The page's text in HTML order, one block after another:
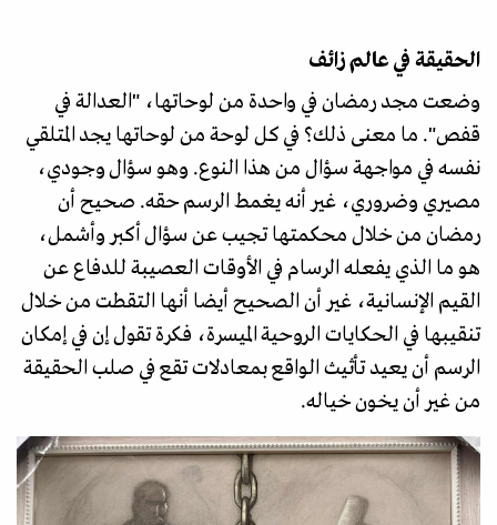
الحقيقة في عالم زائف
وضعت مجد رمضان في واحدة من لوحاتها، "العدالة في
قفص". ما معنى ذلك؟ في كل لوحة من لوحاتها يجد المتلقي
نفسه في مواجهة سؤال من هذا النوع. وهو سؤال وجودي،
مصيري وضروري، غير أنه يغمط الرسم حقه. صحيح أن
رمضان من خلال محكمتها تجيب عن سؤال أكبر وأشمل،
هو ما الذي يفعله الرسام في الأوقات العصيبة للدفاع عن
القيم الإنسانية، غير أن الصحيح أيضا أنها التقطت من خلال
تنقيبها في الحكايات الروحية الميسرة، فكرة تقول إن في إمكان
الرسم أن يعيد تأثيث الواقع بمعادلات تقع في صلب الحقيقة
من غير أن يخون خياله.